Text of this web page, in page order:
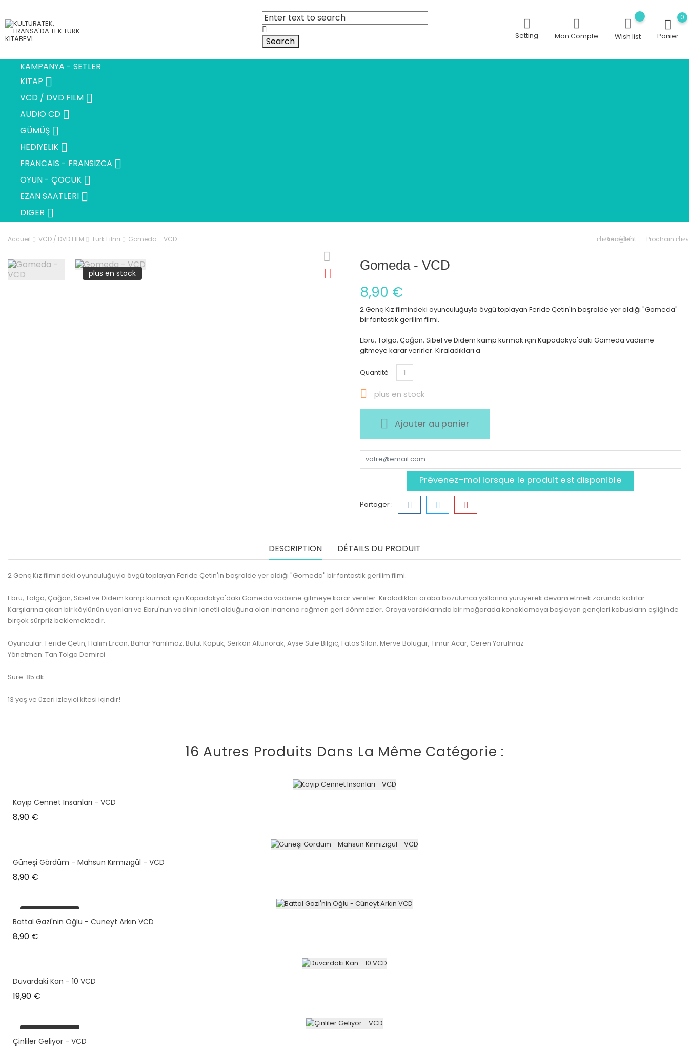
Search Setting Mon Compte Wish list
0
Panier
KAMPANYA - SETLER
KITAP 
VCD / DVD FILM 
AUDIO CD 
GÜMÜŞ 
HEDIYELIK 
FRANCAIS - FRANSIZCA 
OYUN - ÇOCUK 
EZAN SAATLERI 
DIGER 
Accueil VCD / DVD FILM Türk Filmi Gomeda - VCD chevron_left
Précédent Prochain
plus en stock
Gomeda - VCD
8,90 €
2 Genç Kız filmindeki oyunculuğuyla övgü toplayan Feride Çetin'in başrolde yer aldığı "Gomeda"
bir fantastik gerilim filmi.
Ebru, Tolga, Çağan, Sibel ve Didem kamp kurmak için Kapadokya'daki Gomeda vadisine
gitmeye karar verirler. Kiraladıkları a
Quantité
 plus en stock
Ajouter au panier
Prévenez-moi lorsque le produit est disponible
Partager :
DESCRIPTION DÉTAILS DU PRODUIT
2 Genç Kız filmindeki oyunculuğuyla övgü toplayan Feride Çetin'in başrolde yer aldığı "Gomeda" bir fantastik gerilim filmi.
Ebru, Tolga, Çağan, Sibel ve Didem kamp kurmak için Kapadokya'daki Gomeda vadisine gitmeye karar verirler. Kiraladıkları araba bozulunca yollarına yürüyerek devam etmek zorunda kalırlar.
Karşılarına çıkan bir köylünün uyarıları ve Ebru'nun vadinin lanetli olduğuna olan inancına rağmen geri dönmezler. Oraya vardıklarında bir mağarada konaklamaya başlayan gençleri kabusların eşliğinde
birçok sürpriz beklemektedir.
Oyuncular: Feride Çetin, Halim Ercan, Bahar Yanilmaz, Bulut Köpük, Serkan Altunorak, Ayse Sule Bilgiç, Fatos Silan, Merve Bolugur, Timur Acar, Ceren Yorulmaz
Yönetmen: Tan Tolga Demirci
Süre: 85 dk.
13 yaş ve üzeri izleyici kitesi içindir!
16 Autres Produits Dans La Même Catégorie :
Kayıp Cennet Insanları - VCD
8,90 €
Güneşi Gördüm - Mahsun Kırmızıgül - VCD
8,90 €
plus en stock
Battal Gazi'nin Oğlu - Cüneyt Arkın VCD
8,90 €
Duvardaki Kan - 10 VCD
19,90 €
plus en stock
Çinliler Geliyor - VCD